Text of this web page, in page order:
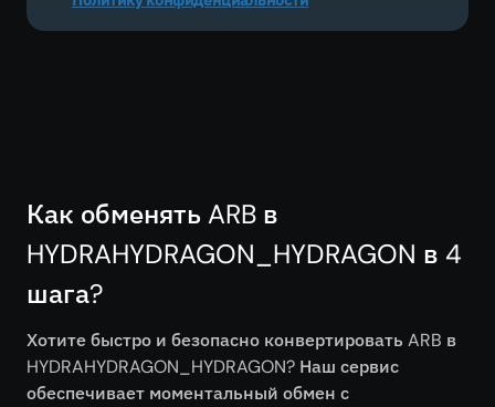
Как обменять ARB в
HYDRAHYDRAGON_HYDRAGON в 4
шага?
Хотите быстро и безопасно конвертировать ARB в
HYDRAHYDRAGON_HYDRAGON? Наш сервис
обеспечивает моментальный обмен с